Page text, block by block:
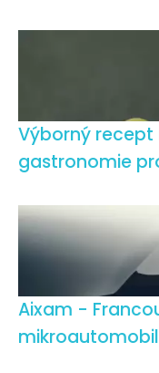
Výborný recept
gastronomie
Aixam -